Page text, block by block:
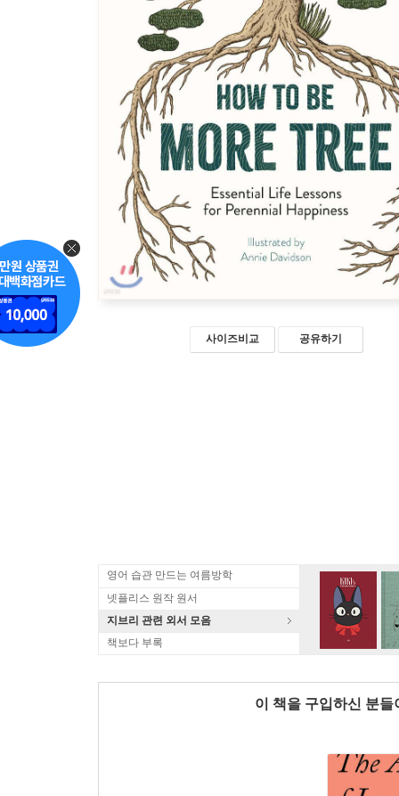
사이즈비교 공유하기
영어 습관 만드는 여름방학
넷플리스 원작 원서
지브리 관련 외서 모음
책보다 부록
이 책을 구입하신 분